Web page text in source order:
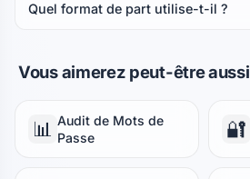
Quel format de part utilise-t-il ?
Vous aimerez peut-être aussi
📊 Audit de Mots de
Passe
🔐